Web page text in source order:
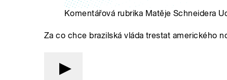
Komentářová rubrika Matěje Schneidera
Za co chce brazilská vláda trestat amerického